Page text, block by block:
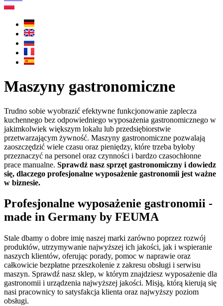
Maszyny gastronomiczne
Trudno sobie wyobrazić efektywne funkcjonowanie zaplecza
kuchennego bez odpowiedniego wyposażenia gastronomicznego w
jakimkolwiek większym lokalu lub przedsiębiorstwie
przetwarzającym żywność. Maszyny gastronomiczne pozwalają
zaoszczędzić wiele czasu oraz pieniędzy, które trzeba byłoby
przeznaczyć na personel oraz czynności i bardzo czasochłonne
prace manualne. Sprawdź nasz sprzęt gastronomiczny i dowiedz
się, dlaczego profesjonalne wyposażenie gastronomii jest ważne
w biznesie.
Profesjonalne wyposażenie gastronomii -
made in Germany by FEUMA
Stale dbamy o dobre imię naszej marki zarówno poprzez rozwój
produktów, utrzymywanie najwyższej ich jakości, jak i wspieranie
naszych klientów, oferując porady, pomoc w naprawie oraz
całkowicie bezpłatne przeszkolenie z zakresu obsługi i serwisu
maszyn. Sprawdź nasz sklep, w którym znajdziesz wyposażenie dla
gastronomii i urządzenia najwyższej jakości. Misją, którą kierują się
nasi pracownicy to satysfakcja klienta oraz najwyższy poziom
obsługi.